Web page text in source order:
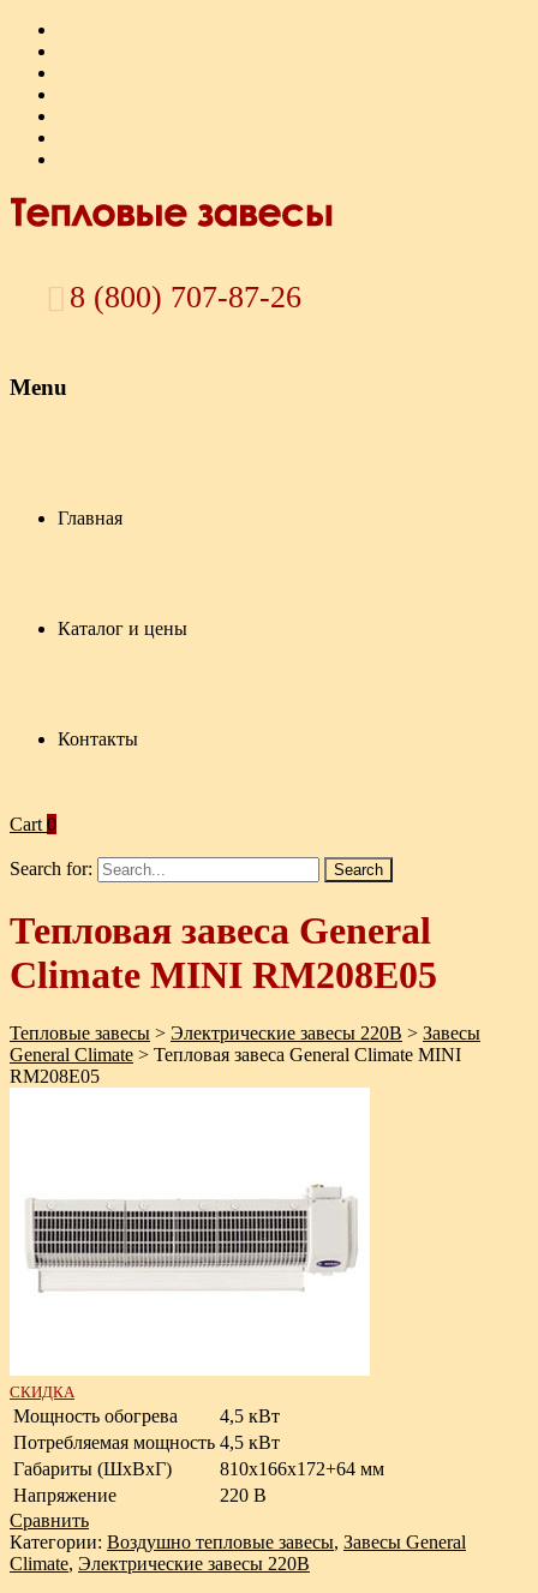
8 (800) 707-87-26
Menu
Главная
Каталог и цены
Контакты
Cart 0
Search for:
Тепловая завеса General
Climate MINI RM208E05
Тепловые завесы > Электрические завесы 220В > Завесы
General Climate > Тепловая завеса General Climate MINI
RM208E05
СКИДКА
Мощность обогрева
4,5 кВт
Потребляемая мощность 4,5 кВт
Габариты (ШxВxГ)
810x166x172+64 мм
Напряжение
220 В
Сравнить
Категории: Воздушно тепловые завесы, Завесы General
Climate, Электрические завесы 220В